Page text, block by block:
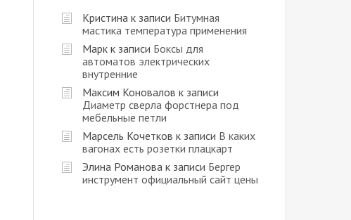
Кристина к записи Битумная
мастика температура применения
Марк к записи Боксы для
автоматов электрических
внутренние
Максим Коновалов к записи
Диаметр сверла форстнера под
мебельные петли
Марсель Кочетков к записи В каких
вагонах есть розетки плацкарт
Элина Романова к записи Бергер
инструмент официальный сайт цены